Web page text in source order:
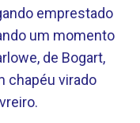
emprestado
um momento
de Bogart,
chapéu virado